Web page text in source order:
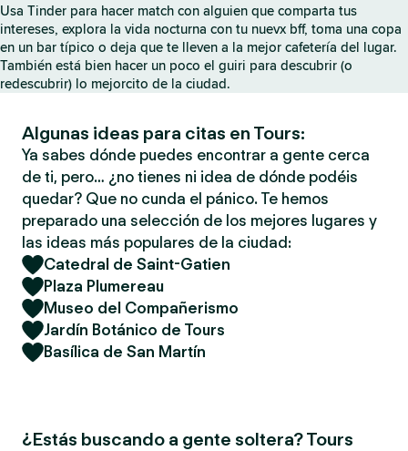
Usa Tinder para hacer match con alguien que comparta tus
intereses, explora la vida nocturna con tu nuevx bff, toma una copa
en un bar típico o deja que te lleven a la mejor cafetería del lugar.
También está bien hacer un poco el guiri para descubrir (o
redescubrir) lo mejorcito de la ciudad.
Algunas ideas para citas en Tours:
Ya sabes dónde puedes encontrar a gente cerca
de ti, pero… ¿no tienes ni idea de dónde podéis
quedar? Que no cunda el pánico. Te hemos
preparado una selección de los mejores lugares y
las ideas más populares de la ciudad:
Catedral de Saint-Gatien
Plaza Plumereau
Museo del Compañerismo
Jardín Botánico de Tours
Basílica de San Martín
¿Estás buscando a gente soltera? Tours